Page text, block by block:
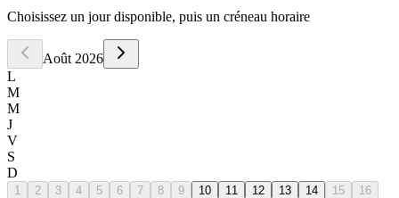
Choisissez un jour disponible, puis un créneau horaire
Août 2026
L
M
M
J
V
S
D
1 2 3 4 5 6 7 8 9 10 11 12 13 14 15
16